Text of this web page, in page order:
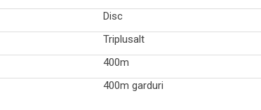
Disc
Triplusalt
400m
400m garduri